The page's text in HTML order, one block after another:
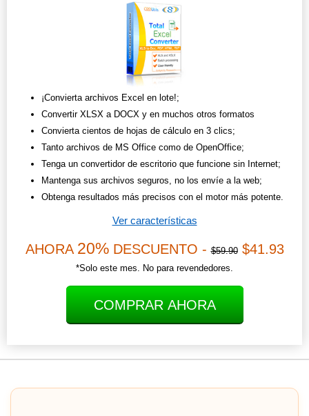
¡Convierta archivos Excel en lote!;
Convertir XLSX a DOCX y en muchos otros formatos
Convierta cientos de hojas de cálculo en 3 clics;
Tanto archivos de MS Office como de OpenOffice;
Tenga un convertidor de escritorio que funcione sin Internet;
Mantenga sus archivos seguros, no los envíe a la web;
Obtenga resultados más precisos con el motor más potente.
Ver características
AHORA 20%DESCUENTO -$59.90$41.93
*Solo este mes. No para revendedores.
COMPRAR AHORA